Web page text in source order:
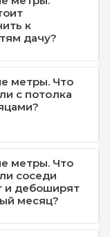
к
дачу?
метры. Что
с потолка
метры. Что
соседи
и дебоширят
месяц?